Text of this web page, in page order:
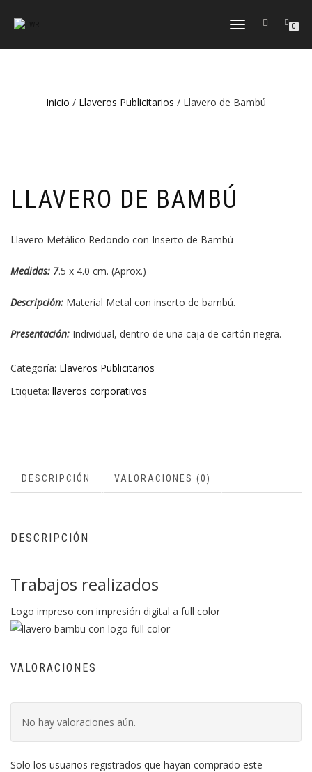
CAMBIAR
0
Inicio / Llaveros Publicitarios / Llavero de Bambú
LLAVERO DE BAMBÚ
Llavero Metálico Redondo con Inserto de Bambú
Medidas: 7.5 x 4.0 cm. (Aprox.)
Descripción: Material Metal con inserto de bambú.
Presentación: Individual, dentro de una caja de cartón negra.
Categoría: Llaveros Publicitarios
Etiqueta: llaveros corporativos
DESCRIPCIÓN VALORACIONES (0)
DESCRIPCIÓN
Trabajos realizados
Logo impreso con impresión digital a full color
VALORACIONES
No hay valoraciones aún.
Solo los usuarios registrados que hayan comprado este